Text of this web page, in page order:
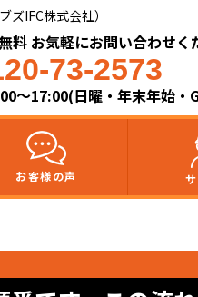
IFC株式会社）​
料 お気軽にお問い合わせく
73-2573
～17:00(日曜・年末年始・
お客様の声